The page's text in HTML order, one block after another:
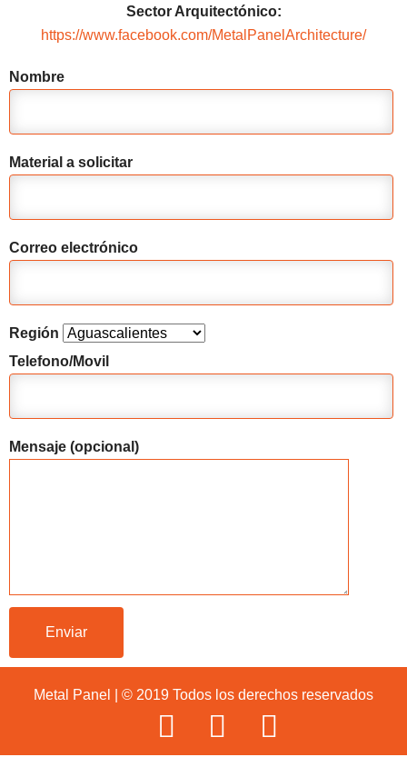
Sector Arquitectónico:
https://www.facebook.com/MetalPanelArchitecture/
Nombre
Material a solicitar
Correo electrónico
Región
Telefono/Movil
Mensaje (opcional)
Metal Panel | © 2019 Todos los derechos reservados